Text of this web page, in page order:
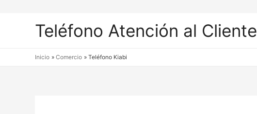
Teléfono Atención al Cliente
Inicio Comercio Teléfono Kiabi